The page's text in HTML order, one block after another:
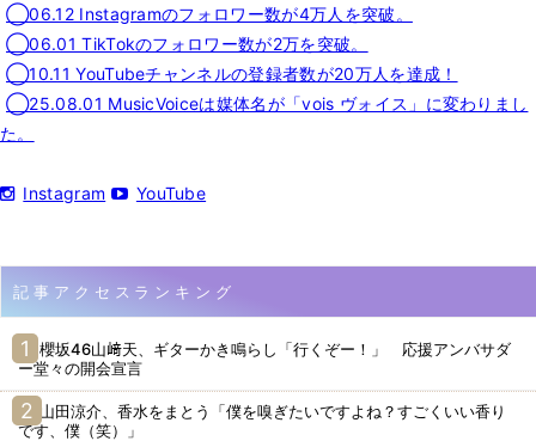
◯06.12 Instagramのフォロワー数が4万人を突破。
◯06.01 TikTokのフォロワー数が2万を突破。
◯10.11 YouTubeチャンネルの登録者数が20万人を達成！
◯25.08.01 MusicVoiceは媒体名が「vois ヴォイス」に変わりまし
た。
Instagram YouTube
記事アクセスランキング
櫻坂46山﨑天、ギターかき鳴らし「行くぞー！」 応援アンバサダ
ー堂々の開会宣言
山田涼介、香水をまとう「僕を嗅ぎたいですよね？すごくいい香り
です、僕（笑）」